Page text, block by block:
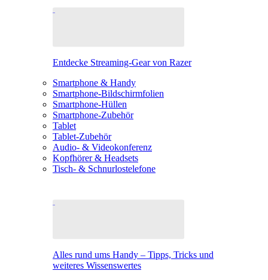
Entdecke Streaming-Gear von Razer
Smartphone & Handy
Smartphone-Bildschirmfolien
Smartphone-Hüllen
Smartphone-Zubehör
Tablet
Tablet-Zubehör
Audio- & Videokonferenz
Kopfhörer & Headsets
Tisch- & Schnurlostelefone
Alles rund ums Handy – Tipps, Tricks und
weiteres Wissenswertes